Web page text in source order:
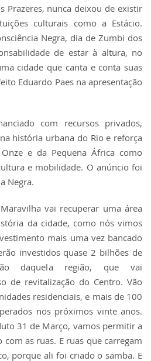
Prazeres, nunca deixou de existir
culturais como a Estácio.
Negra, dia de Zumbi dos
de estar à altura, no
cidade que canta e conta suas
Eduardo Paes na apresentação
com recursos privados,
história urbana do Rio e reforça
e da Pequena África como
e mobilidade. O anúncio foi
Negra.
vai recuperar uma área
da cidade, como nós vimos
mais uma vez bancado
investidos quase 2 bilhões de
daquela região, que vai
de revitalização do Centro. Vão
residenciais, e mais de 100
nos próximos vinte anos.
31 de Março, vamos permitir a
as ruas. E ruas que carregam
porque ali foi criado o samba. E